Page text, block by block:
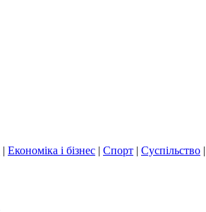
| Економіка і бізнес | Спорт | Суспільство |